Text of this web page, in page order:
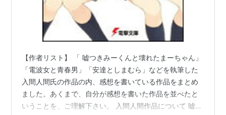
【作者リスト】 「 嘘つきみーくんと壊れたまーちゃん」
「電波女と青春男」「安達としまむら」などを執筆した
入間人間氏の作品の内、感想を書いている作品をまとめ
ました。あくまで、自分が感想を書いた作品を並べたと
いうことを、ご理解下さい。 入間人間作品について 嘘つ